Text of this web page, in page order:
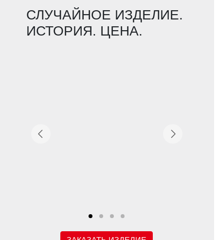
СЛУЧАЙНОЕ ИЗДЕЛИЕ.
ИСТОРИЯ. ЦЕНА.